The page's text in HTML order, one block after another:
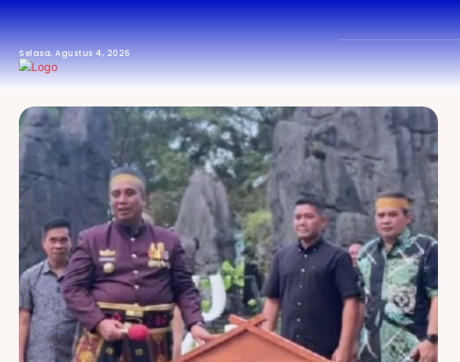
Selasa, Agustus 4, 2026